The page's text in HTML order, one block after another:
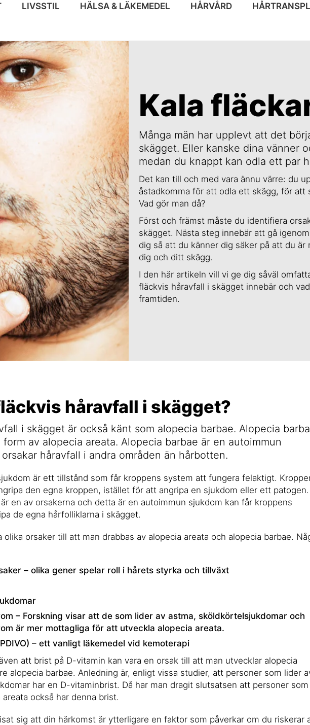
LIVSSTIL HÄLSA & LÄKEMEDEL HÅRVÅRD
Kala
Många män har upplevt att det
skägget. Eller kanske dina vänner
medan du knappt kan odla ett par
Det kan till och med vara ännu värre: du
åstadkomma för att odla ett skägg, för att
Vad gör man då?
Först och främst måste du identifiera
skägget. Nästa steg innebär att gå
dig så att du känner dig säker på att du
dig och ditt skägg.
I den här artikeln vill vi ge dig såväl
fläckvis håravfall i skägget innebär och
framtiden.
håravfall i skägget?
i skägget är också känt som alopecia barbae. Alopecia
av alopecia areata. Alopecia barbae är en autoimmun
håravfall i andra områden än hårbotten.
är ett tillstånd som får kroppens system att fungera felaktigt.
den egna kroppen, istället för att angripa en sjukdom eller ett patogen.
en av orsakerna och detta är en autoimmun sjukdom kan får kroppens
de egna hårfolliklarna i skägget.
olika orsaker till att man drabbas av alopecia areata och alopecia barbae.
– olika gener spelar roll i hårets styrka och tillväxt
– Forskning visar att de som lider av astma, sköldkörtelsjukdomar och
är mer mottagliga för att utveckla alopecia areata.
– ett vanligt läkemedel vid kemoterapi
att brist på D-vitamin kan vara en orsak till att man utvecklar alopecia
alopecia barbae. Anledning är, enligt vissa studier, att personer som lider
har en D-vitaminbrist. Då har man dragit slutsatsen att personer som
areata också har denna brist.
sig att din härkomst är ytterligare en faktor som påverkar om du riskerar